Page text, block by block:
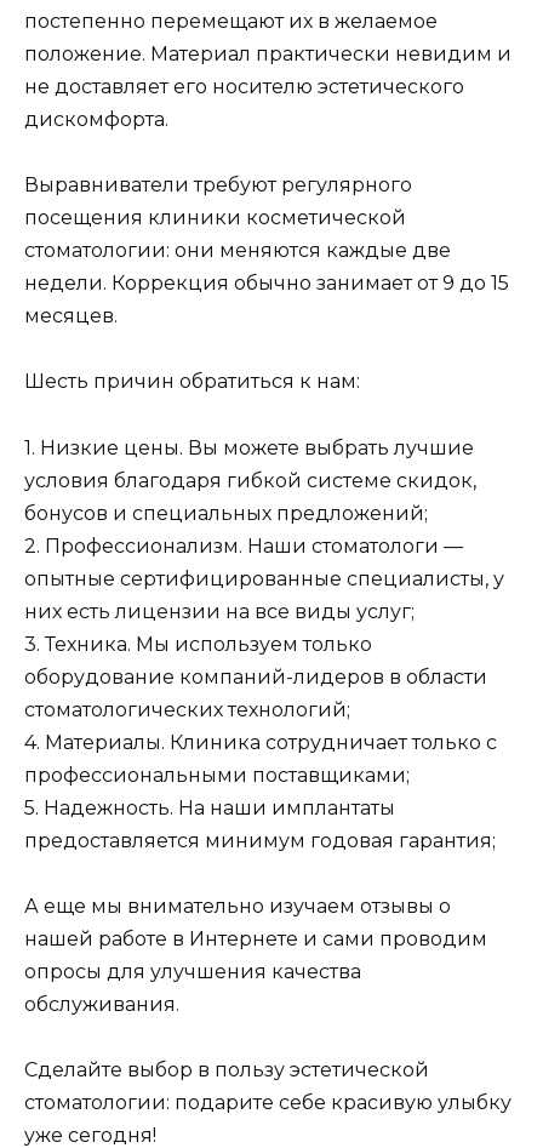
постепенно перемещают их в желаемое
положение. Материал практически невидим и
не доставляет его носителю эстетического
дискомфорта.
Выравниватели требуют регулярного
посещения клиники косметической
стоматологии: они меняются каждые две
недели. Коррекция обычно занимает от 9 до 15
месяцев.
Шесть причин обратиться к нам:
1. Низкие цены. Вы можете выбрать лучшие
условия благодаря гибкой системе скидок,
бонусов и специальных предложений;
2. Профессионализм. Наши стоматологи —
опытные сертифицированные специалисты, у
них есть лицензии на все виды услуг;
3. Техника. Мы используем только
оборудование компаний-лидеров в области
стоматологических технологий;
4. Материалы. Клиника сотрудничает только с
профессиональными поставщиками;
5. Надежность. На наши имплантаты
предоставляется минимум годовая гарантия;
А еще мы внимательно изучаем отзывы о
нашей работе в Интернете и сами проводим
опросы для улучшения качества
обслуживания.
Сделайте выбор в пользу эстетической
стоматологии: подарите себе красивую улыбку
уже сегодня!